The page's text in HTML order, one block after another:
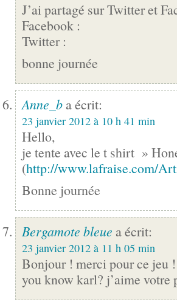
J’ai partagé sur Twitter et
Facebook :
Twitter :
bonne journée
Anne_b a écrit:
23 janvier 2012 à 10 h 41 min
Hello,
je tente avec le t shirt »
(http://www.lafraise.com/
Bonne journée
Bergamote bleue a écrit:
23 janvier 2012 à 11 h 05 min
Bonjour ! merci pour ce jeu
you know karl? j’aime votre